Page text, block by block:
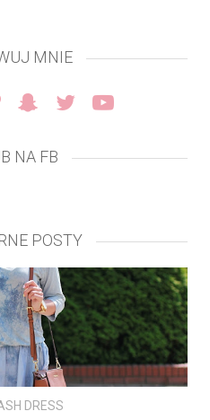
MNIE
NA FB
POSTY
DRESS